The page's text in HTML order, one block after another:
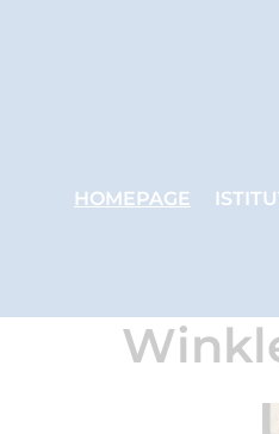
HOMEPAGE